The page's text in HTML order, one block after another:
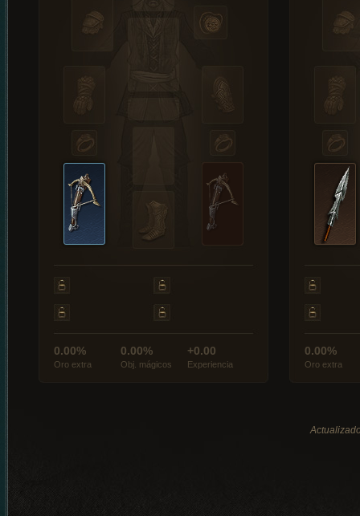
0.00%
Oro extra
0.00%
Obj. mágicos
+0.00
Experiencia
0.00%
Oro extra